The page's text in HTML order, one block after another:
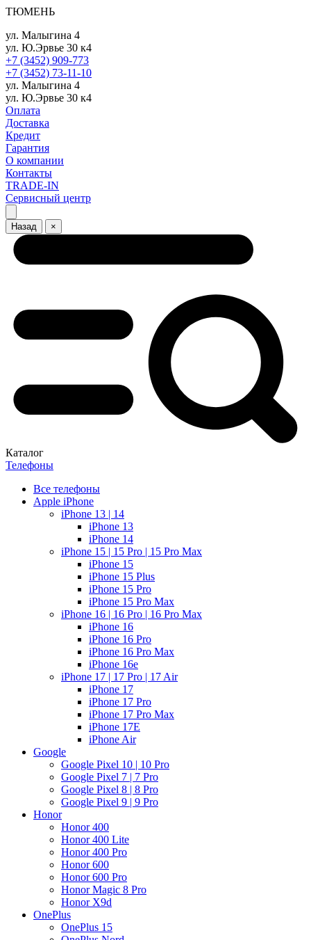
ТЮМЕНЬ
ул. Малыгина 4
ул. Ю.Эрвье 30 к4
+7 (3452) 909-773
+7 (3452) 73-11-10
ул. Малыгина 4
ул. Ю.Эрвье 30 к4
Оплата
Доставка
Кредит
Гарантия
О компании
Контакты
TRADE-IN
Сервисный центр
Назад ×
Каталог
Телефоны
Все телефоны
Apple iPhone
iPhone 13 | 14
iPhone 13
iPhone 14
iPhone 15 | 15 Pro | 15 Pro Max
iPhone 15
iPhone 15 Plus
iPhone 15 Pro
iPhone 15 Pro Max
iPhone 16 | 16 Pro | 16 Pro Max
iPhone 16
iPhone 16 Pro
iPhone 16 Pro Max
iPhone 16e
iPhone 17 | 17 Pro | 17 Air
iPhone 17
iPhone 17 Pro
iPhone 17 Pro Max
iPhone 17E
iPhone Air
Google
Google Pixel 10 | 10 Pro
Google Pixel 7 | 7 Pro
Google Pixel 8 | 8 Pro
Google Pixel 9 | 9 Pro
Honor
Honor 400
Honor 400 Lite
Honor 400 Pro
Honor 600
Honor 600 Pro
Honor Magic 8 Pro
Honor X9d
OnePlus
OnePlus 15